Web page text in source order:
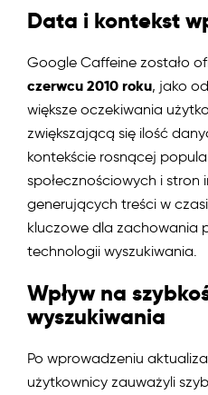
Google Product Review
Graf Wiedzy (Knowledge
Personalizacja wyników
RankBrain
Seznam
Supplemental index
Yahoo!
Data i kontekst
Google Caffeine zostało
czerwcu 2010 roku, jako
większe oczekiwania
zwiększającą się ilość
kontekście rosnącej
społecznościowych i stron
generujących treści w
kluczowe dla zachowania
technologii wyszukiwania.
Wpływ na
wyszukiwania
Po wprowadzeniu
użytkownicy zauważyli